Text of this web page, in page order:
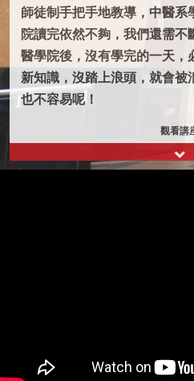
師徒制手把手地教導，中醫系
院讀完依然不夠，我們還需不
醫學院後，沒有學完的一天，
新知識，沒踏上浪頭，就會被
也不容易呢！
觀看講